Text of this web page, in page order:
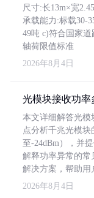
尺寸:长13m×宽
承载能力:标载30-
49吨 c)符合国家
轴荷限值标准
2026年8月4日
光模块接收功率
本文详细解答光模
点分析千兆光模
至-24dBm），并
解释功率异常的常
解决方案，帮助用
2026年8月4日